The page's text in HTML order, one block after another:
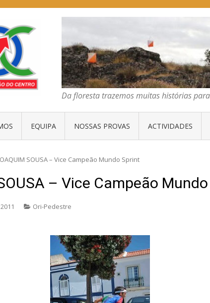
COC – CLUBE DE ORIENTAÇÃO DO CENTRO
Da floresta trazemos muitas histórias para contar, mas
Da floresta trazemos muitas histórias
EQUIPA NOSSAS PROVAS ACTIVIDADES
SOUSA – Vice Campeão Mundo Sprint
– Vice Campeão
Ori-Pedestre